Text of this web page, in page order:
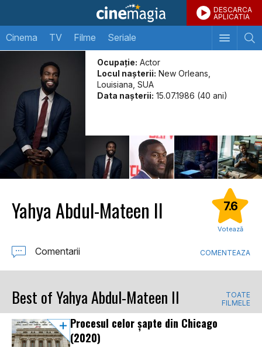
DESCARCA
APLICATIA
Cinema TV Filme Seriale
Ocupație: Actor
Locul naşterii: New Orleans,
Louisiana, SUA
Data naşterii: 15.07.1986 (40 ani)
Yahya Abdul-Mateen II 7.6
Votează
Comentarii COMENTEAZA
Best of Yahya Abdul-Mateen II
TOATE
FILMELE
Procesul celor șapte din Chicago
(2020)